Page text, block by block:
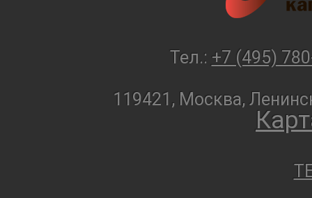
Тел.: +7 (495)
119421, Москва,